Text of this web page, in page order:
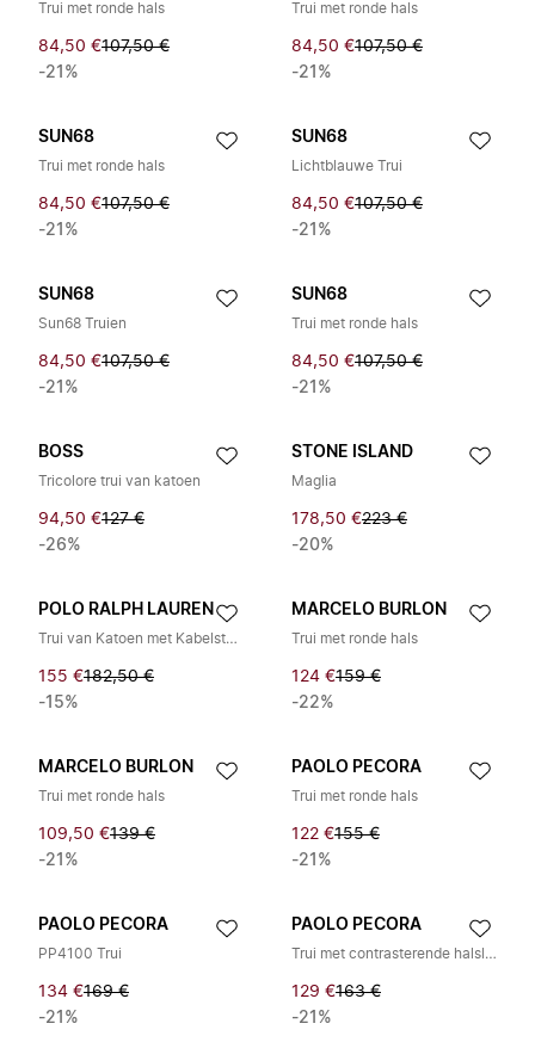
Trui met ronde hals
84,50 €107,50 €
-21%
Trui met ronde hals
84,50 €107,50 €
-21%
SUN68
Trui met ronde hals
84,50 €107,50 €
-21%
SUN68
Lichtblauwe Trui
84,50 €107,50 €
-21%
SUN68
Sun68 Truien
84,50 €107,50 €
-21%
SUN68
Trui met ronde hals
84,50 €107,50 €
-21%
BOSS
Tricolore trui van katoen
94,50 €127 €
-26%
STONE ISLAND
Maglia
178,50 €223 €
-20%
POLO RALPH LAUREN
Trui van Katoen met Kabelsteek en Ronde Hals
155 €182,50 €
-15%
MARCELO BURLON
Trui met ronde hals
124 €159 €
-22%
MARCELO BURLON
Trui met ronde hals
109,50 €139 €
-21%
PAOLO PECORA
Trui met ronde hals
122 €155 €
-21%
PAOLO PECORA
PP4100 Trui
134 €169 €
-21%
PAOLO PECORA
Trui met contrasterende halslijn
129 €163 €
-21%